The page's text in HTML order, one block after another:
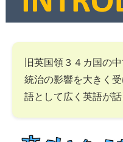
旧英国領３４カ国の
統治の影響を大きく
語として広く英語が話